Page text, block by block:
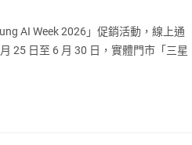
AI Week 2026」促銷活動，線上通
25 日至 6 月 30 日，實體門市「三星